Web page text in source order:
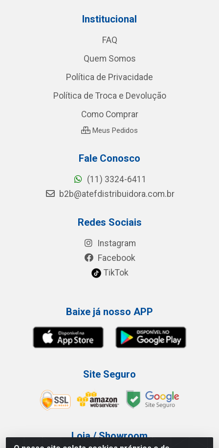
Institucional
FAQ
Quem Somos
Política de Privacidade
Política de Troca e Devolução
Como Comprar
Meus Pedidos
Fale Conosco
(11) 3324-6411
b2b@atefdistribuidora.com.br
Redes Sociais
Instagram
Facebook
TikTok
Baixe já nosso APP
Site Seguro
Loja / Showroom